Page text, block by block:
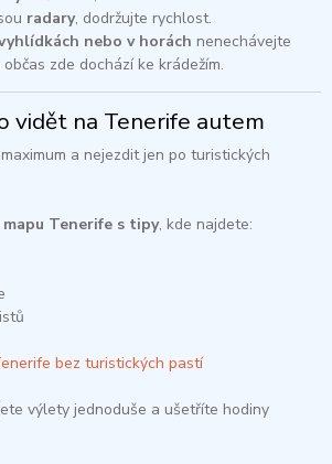
radary, dodržujte rychlost.
nebo v horách nenechávejte
zde dochází ke krádežím.
na Tenerife autem
a nejezdit jen po turistických
Tenerife s tipy, kde najdete:
bez turistických pastí
výlety jednoduše a ušetříte hodiny